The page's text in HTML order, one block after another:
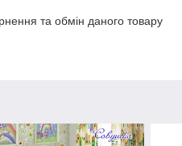
та обмін даного товару